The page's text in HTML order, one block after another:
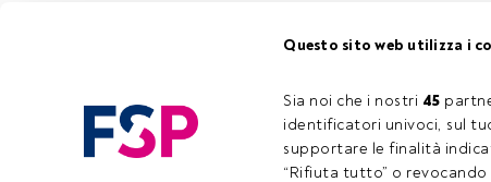
Questo sito web utilizza i
Sia noi che i nostri 45
identificatori univoci, sul
supportare le finalità
“Rifiuta tutto” o